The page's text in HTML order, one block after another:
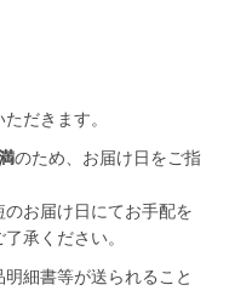
だきます。
のため、お届け日をご指
お届け日にてお手配を
承ください。
細書等が送られること